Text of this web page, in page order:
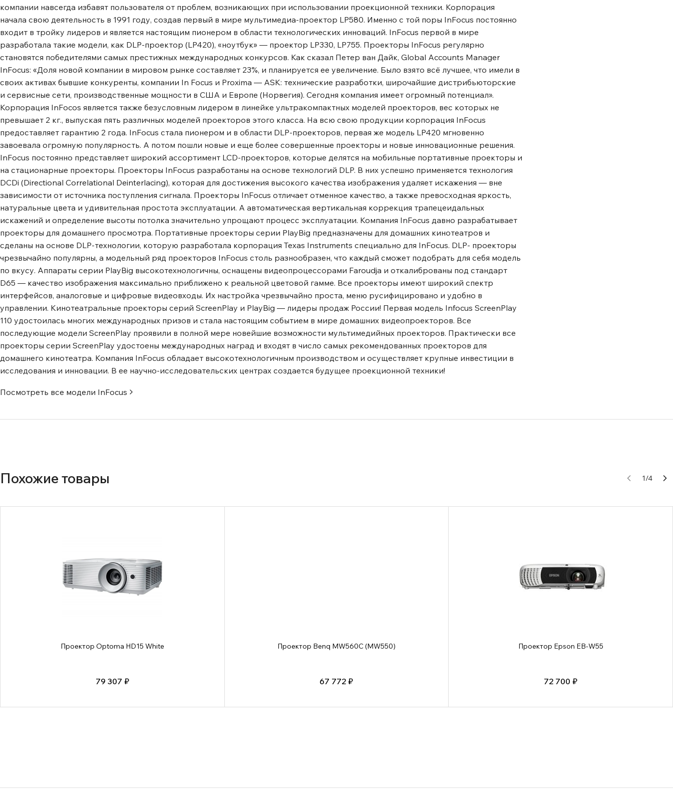
компании навсегда избавят пользователя от проблем, возникающих при использовании проекционной техники. Корпорация
начала свою деятельность в 1991 году, создав первый в мире мультимедиа-проектор LP580. Именно с той поры InFocus постоянно
входит в тройку лидеров и является настоящим пионером в области технологических инноваций. InFocus первой в мире
разработала такие модели, как DLP-проектор (LP420), «ноутбук» — проектор LP330, LP755. Проекторы InFocus регулярно
становятся победителями самых престижных международных конкурсов. Как сказал Петер ван Дайк, Global Accounts Manager
InFocus: «Доля новой компании в мировом рынке составляет 23%, и планируется ее увеличение. Было взято всё лучшее, что имели в
своих активах бывшие конкуренты, компании In Focus и Proxima — ASK: технические разработки, широчайшие дистрибьюторские
и сервисные сети, производственные мощности в США и Европе (Норвегия). Сегодня компания имеет огромный потенциал».
Корпорация InFocos является также безусловным лидером в линейке ультракомпактных моделей проекторов, вес которых не
превышает 2 кг., выпуская пять различных моделей проекторов этого класса. На всю свою продукции корпорация InFocus
предоставляет гарантию 2 года. InFocus стала пионером и в области DLP-проекторов, первая же модель LP420 мгновенно
завоевала огромную популярность. А потом пошли новые и еще более совершенные проекторы и новые инновационные решения.
InFocus постоянно представляет широкий ассортимент LCD-проекторов, которые делятся на мобильные портативные проекторы и
на стационарные проекторы. Проекторы InFocus разработаны на основе технологий DLP. В них успешно применяется технология
DCDi (Directional Correlational Deinterlacing), которая для достижения высокого качества изображения удаляет искажения ― вне
зависимости от источника поступления сигнала. Проекторы InFocus отличает отменное качество, а также превосходная яркость,
натуральные цвета и удивительная простота эксплуатации. А автоматическая вертикальная коррекция трапецеидальных
искажений и определение высоты потолка значительно упрощают процесс эксплуатации. Компания InFocus давно разрабатывает
проекторы для домашнего просмотра. Портативные проекторы серии PlayBig предназначены для домашних кинотеатров и
сделаны на основе DLP-технологии, которую разработала корпорация Texas Instruments специально для InFocus. DLP- проекторы
чрезвычайно популярны, а модельный ряд проекторов InFocus столь разнообразен, что каждый сможет подобрать для себя модель
по вкусу. Аппараты серии PlayBig высокотехнологичны, оснащены видеопроцессорами Faroudja и откалиброваны под стандарт
D65 ― качество изображения максимально приближено к реальной цветовой гамме. Все проекторы имеют широкий спектр
интерфейсов, аналоговые и цифровые видеовходы. Их настройка чрезвычайно проста, меню русифицировано и удобно в
управлении. Кинотеатральные проекторы серий ScreenPlay и PlayBig ― лидеры продаж России! Первая модель Infocus ScreenPlay
110 удостоилась многих международных призов и стала настоящим событием в мире домашних видеопроекторов. Все
последующие модели ScreenPlay проявили в полной мере новейшие возможности мультимедийных проекторов. Практически все
проекторы серии ScreenPlay удостоены международных наград и входят в число самых рекомендованных проекторов для
домашнего кинотеатра. Компания InFocus обладает высокотехнологичным производством и осуществляет крупные инвестиции в
исследования и инновации. В ее научно-исследовательских центрах создается будущее проекционной техники!
Посмотреть все модели InFocus
Похожие товары 1/4
Проектор Optoma HD15 White
79 307 ₽
Проектор Benq MW560C (MW550)
67 772 ₽
Проектор Epson EB-W55
72 700 ₽